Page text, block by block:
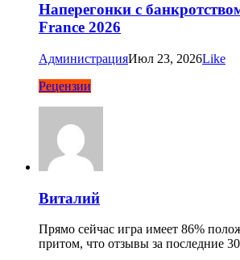
Наперегонки с
France 2026
АдминистрацияИюл 23, 2026Like
Рецензии
Виталий
Прямо сейчас игра имеет 86%
притом, что отзывы за последние